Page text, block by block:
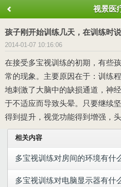
视景医
孩子刚开始训练几天，在训练时
2014-01-07 10:16:06
在接受多宝视训练的初期，有些
常的现象。主要原因在于：训练
地刺激了大脑中的缺损通道，神
于不适应而导致头晕。只要继续
得到提升，视觉功能得到增强，
相关内容
多宝视训练对房间的环境有什
多宝视训练对电脑显示器有什